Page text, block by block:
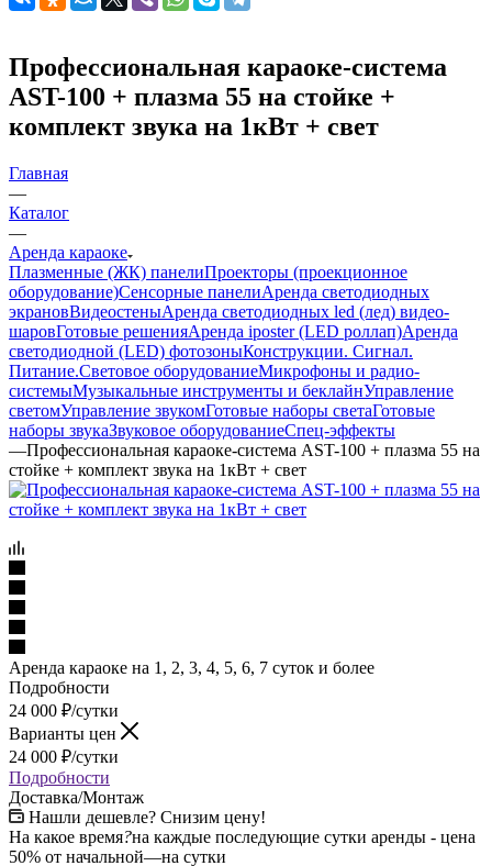
Профессиональная караоке-система
AST-100 + плазма 55 на стойке +
комплект звука на 1кВт + свет
Главная
—
Каталог
—
Аренда караоке
Плазменные (ЖК) панелиПроекторы (проекционное
оборудование)Сенсорные панелиАренда светодиодных
экрановВидеостеныАренда светодиодных led (лед) видео-
шаровГотовые решенияАренда iposter (LED роллап)Аренда
светодиодной (LED) фотозоныКонструкции. Сигнал.
Питание.Световое оборудованиеМикрофоны и радио-
системыМузыкальные инструменты и беклайнУправление
светомУправление звукомГотовые наборы светаГотовые
наборы звукаЗвуковое оборудованиеСпец-эффекты
—Профессиональная караоке-система AST-100 + плазма 55 на
стойке + комплект звука на 1кВт + свет
Аренда караоке на 1, 2, 3, 4, 5, 6, 7 суток и более
Подробности
24 000 ₽/сутки
Варианты цен
24 000 ₽/сутки
Подробности
Доставка/Монтаж
Нашли дешевле? Снизим цену!
На какое время?на каждые последующие сутки аренды - цена
50% от начальной—на сутки